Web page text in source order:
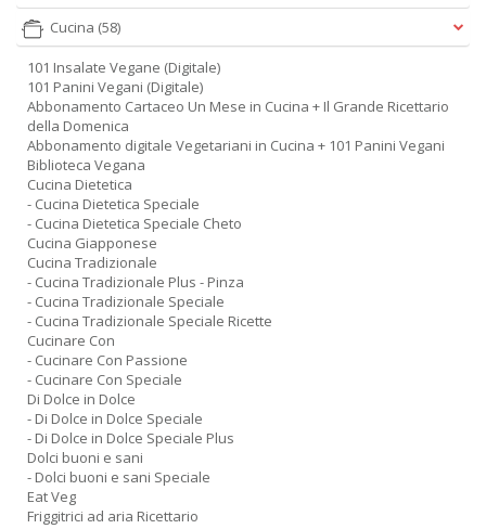
Cucina (58)
101 Insalate Vegane (Digitale)
101 Panini Vegani (Digitale)
Abbonamento Cartaceo Un Mese in Cucina + Il Grande Ricettario
della Domenica
Abbonamento digitale Vegetariani in Cucina + 101 Panini Vegani
Biblioteca Vegana
Cucina Dietetica
- Cucina Dietetica Speciale
- Cucina Dietetica Speciale Cheto
Cucina Giapponese
Cucina Tradizionale
- Cucina Tradizionale Plus - Pinza
- Cucina Tradizionale Speciale
- Cucina Tradizionale Speciale Ricette
Cucinare Con
- Cucinare Con Passione
- Cucinare Con Speciale
Di Dolce in Dolce
- Di Dolce in Dolce Speciale
- Di Dolce in Dolce Speciale Plus
Dolci buoni e sani
- Dolci buoni e sani Speciale
Eat Veg
Friggitrici ad aria Ricettario